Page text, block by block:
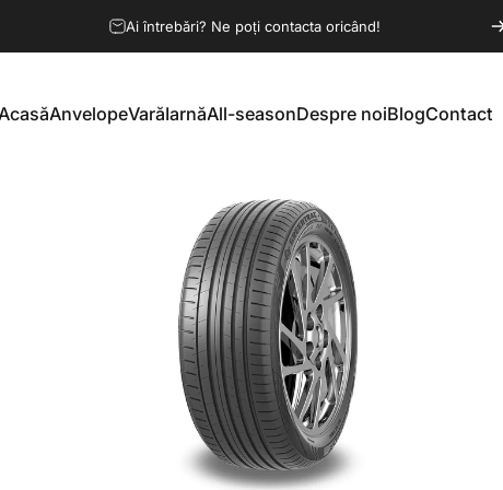
Ai întrebări? Ne poți contacta oricând!
AcasăAnvelopeVarăIarnăAll-seasonDespre noiBlogContact